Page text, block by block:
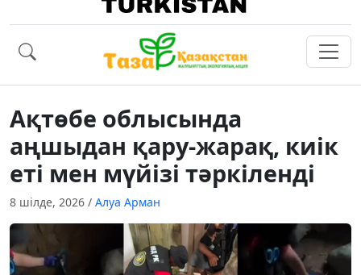
Ақтөбе облысында
аңшыдан қару-жарақ, киік
еті мен мүйізі тәркіленді
8 шілде, 2026 / Алуа Арман